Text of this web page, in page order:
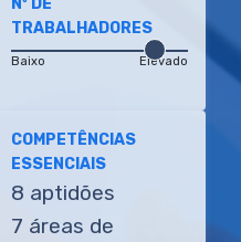
Nº DE
TRABALHADORES
Baixo Elevado
COMPETÊNCIAS
ESSENCIAIS
8 aptidões
7 áreas de